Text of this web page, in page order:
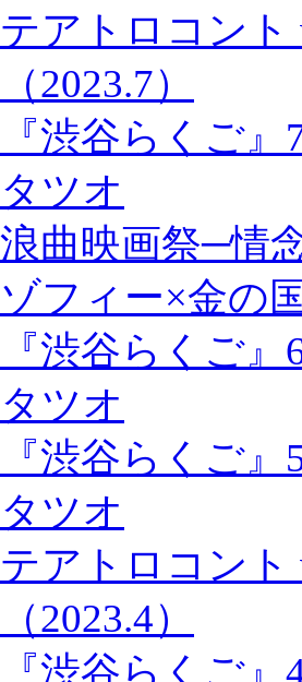
テアトロコン
（2023.7）
『渋谷らくご
タツオ
浪曲映画祭─情
ゾフィー×金の
『渋谷らくご
タツオ
『渋谷らくご
タツオ
テアトロコン
（2023.4）
『渋谷らくご